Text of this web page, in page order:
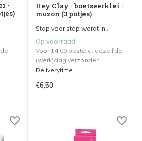
-
Hey Clay - boetseerklei -
muzon (3 potjes)
Stap voor stap wordt in...
Op voorraad
Voor 14.00 besteld, dezelfde
(werk)dag verzonden.
Deliverytime
€6,50